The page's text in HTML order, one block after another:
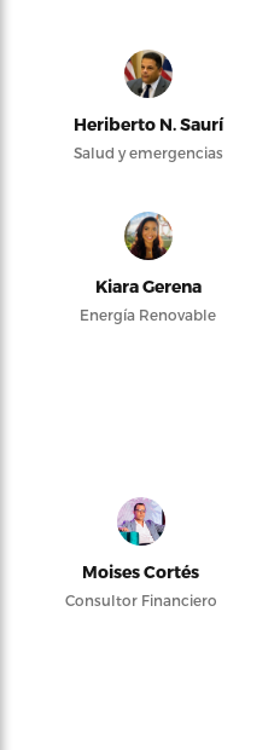
Heriberto N. Saurí
Salud y emergencias
Kiara Gerena
Energía Renovable
Moises Cortés
Consultor Financiero